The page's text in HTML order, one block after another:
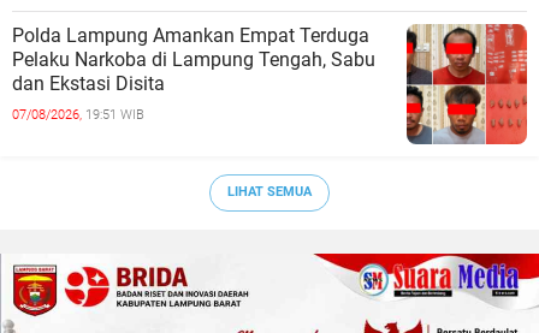
Polda Lampung Amankan Empat Terduga
Pelaku Narkoba di Lampung Tengah, Sabu
dan Ekstasi Disita
07/08/2026, 19:51 WIB
LIHAT SEMUA